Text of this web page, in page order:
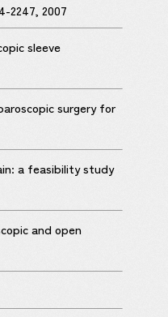
2247, 2007
sleeve
surgery for
a feasibility study
and open